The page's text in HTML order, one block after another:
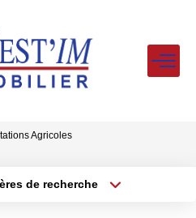
Agricoles
de recherche